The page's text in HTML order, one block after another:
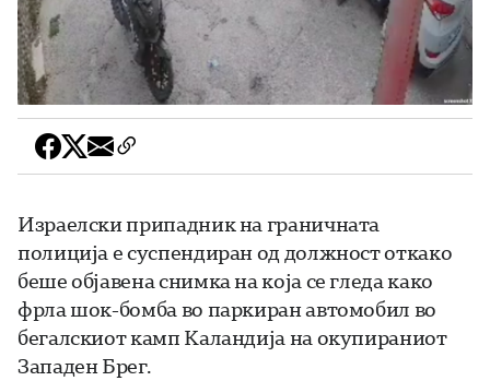
Израелски припадник на граничната
полиција е суспендиран од должност откако
беше објавена снимка на која се гледа како
фрла шок-бомба во паркиран автомобил во
бегалскиот камп Каландија на окупираниот
Западен Брег.